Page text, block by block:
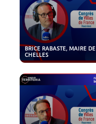
BRICE RABASTE, MAIRE DE
CHELLES